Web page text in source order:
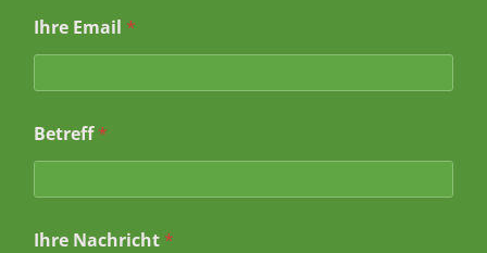
f
B
t
e
E
a
Ihre Email *
Betreff*
Ihre Nachricht *